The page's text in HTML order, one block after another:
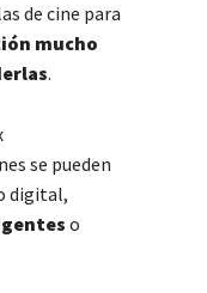
de cine para
mucho
.
se pueden
digital,
o